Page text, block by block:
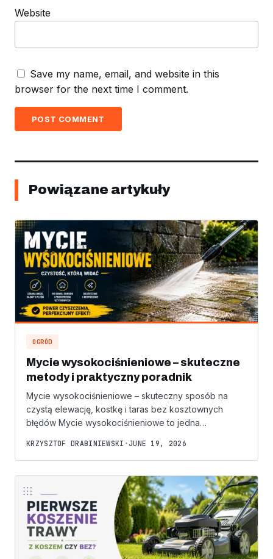
Website
Save my name, email, and website in this
browser for the next time I comment.
POST COMMENT
Powiązane artykuły
OGRÓD
Mycie wysokociśnieniowe – skuteczne
metody i praktyczny poradnik
Mycie wysokociśnieniowe – skuteczny sposób na
czystą elewację, kostkę i taras bez kosztownych
błędów Mycie wysokociśnieniowe to jedna…
KRZYSZTOF DRABINIEWSKI • JUNE 19, 2026